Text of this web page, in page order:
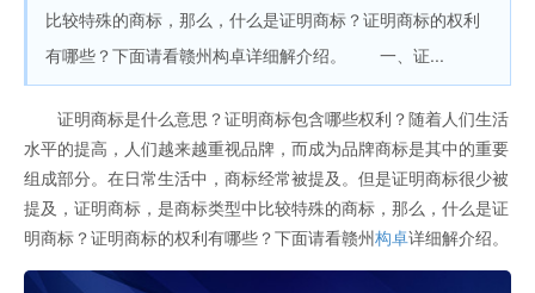
比较特殊的商标，那么，什么是证明商标？证明商标的权利
有哪些？下面请看赣州构卓详细解介绍。 一、证...
证明商标是什么意思？证明商标包含哪些权利？随着人们生活
水平的提高，人们越来越重视品牌，而成为品牌商标是其中的重要
组成部分。在日常生活中，商标经常被提及。但是证明商标很少被
提及，证明商标，是商标类型中比较特殊的商标，那么，什么是证
明商标？证明商标的权利有哪些？下面请看赣州构卓详细解介绍。